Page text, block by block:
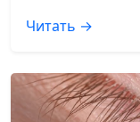
Читать →